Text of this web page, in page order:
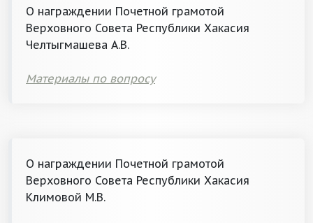
О награждении Почетной грамотой
Верховного Совета Республики Хакасия
Челтыгмашева А.В.
Материалы по вопросу
О награждении Почетной грамотой
Верховного Совета Республики Хакасия
Климовой М.В.